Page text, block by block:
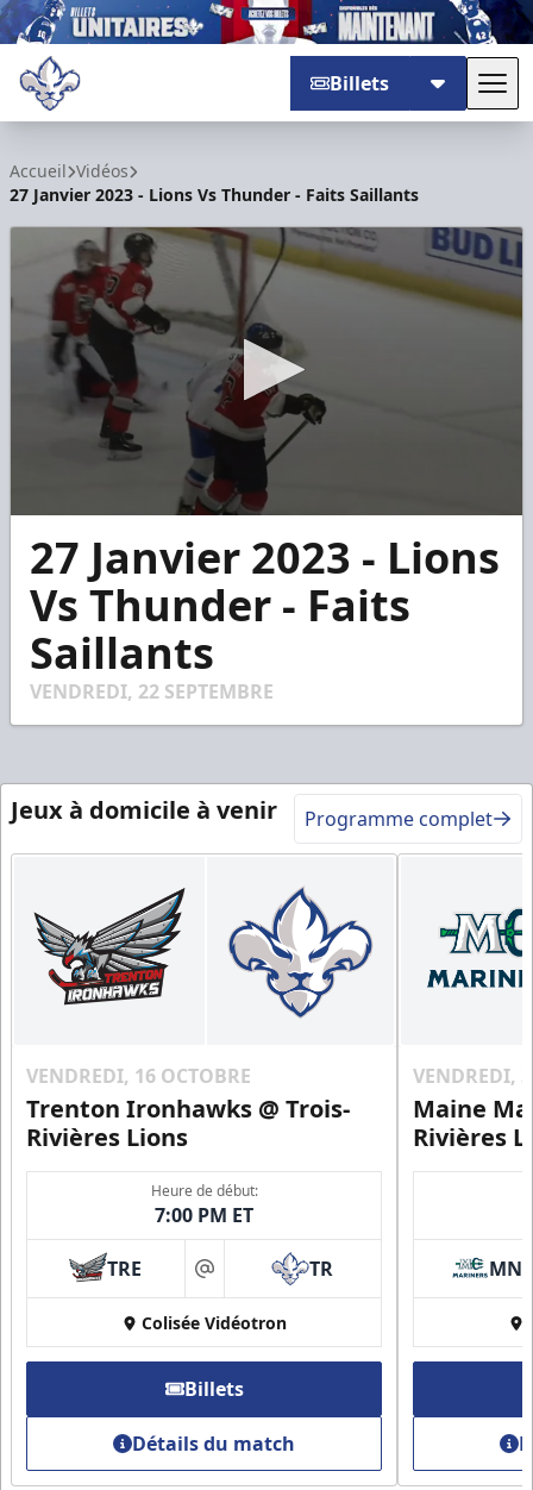
Billets
Accueil Vidéos
27 Janvier 2023 - Lions Vs Thunder - Faits Saillants
seconds
minutes,
seconds
27 Janvier 2023 - Lions
Vs Thunder - Faits
Saillants
VENDREDI, 22 SEPTEMBRE
Jeux à domicile à venir Programme complet
VENDREDI, 16 OCTOBRE
Trenton Ironhawks @ Trois-
Rivières Lions
Heure de début:
7:00 PM ET
TRE at TR
Colisée Vidéotron
Billets
Détails du match
VENDREDI,
Maine
Rivières
MNE